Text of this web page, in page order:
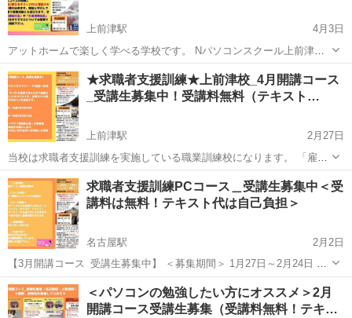
上前津駅
4月3日
アットホームで楽しく学べる学校です。 Nパソコンスクール上前津校
では、５月開講の「簿記オフィスPC実践科」の受講生を募集していま
す。このコースでは、実務で使えるオフィスPCスキル（WORD、
EXCEL、POWERPOIN...
愛知 名古屋市 上前津駅 Windows総合 無料
★求職者支援訓練★上前津校_4月開講コース
_受講生募集中！受講料無料（テキスト…
上前津駅
2月27日
当校は求職者支援訓練を実施している職業訓練校になります。 「雇用
保険未加入者」「失業保険受給中の方」を対象に職業訓練を実施して
います。 今回は4月25日スタートの4月開講コース(基礎科：初心者か
らのビジネスPCコース）の...
愛知 名古屋市 上前津駅 求職者支援訓練
求職者支援訓練PCコース＿受講生募集中＜受
講料は無料！テキスト代は自己負担＞
名古屋駅
2月2日
【3月開講コース_受講生募集中】 ＜募集期間＞ 1月27日～2月24日 ＜
コース名＞ ①目指せ専門職！建築CAD、オフィスPC実践科 ②しっか
り学ぶ！事務パソコンスキル基礎科。 ＜コース詳細＞ ①建築CAD知
識...
愛知 名古屋市 名古屋駅 Windows総合 求職者支援訓練
＜パソコンの勉強したい方にオススメ＞2月
開講コース受講生募集（受講料無料！テキ…